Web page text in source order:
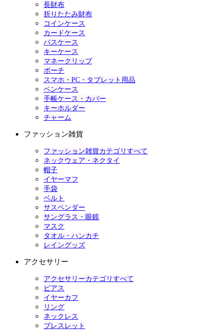
長財布
折りたたみ財布
コインケース
カードケース
パスケース
キーケース
マネークリップ
ポーチ
スマホ・PC・タブレット用品
ペンケース
手帳ケース・カバー
キーホルダー
チャーム
ファッション雑貨
ファッション雑貨カテゴリすべて
ネックウェア・ネクタイ
帽子
イヤーマフ
手袋
ベルト
サスペンダー
サングラス・眼鏡
マスク
タオル・ハンカチ
レイングッズ
アクセサリー
アクセサリーカテゴリすべて
ピアス
イヤーカフ
リング
ネックレス
ブレスレット